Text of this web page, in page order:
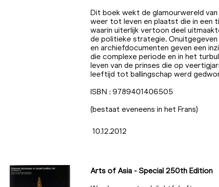
Dit boek wekt de glamourwereld
weer tot leven en plaatst die in een
waarin uiterlijk vertoon deel
de politieke strategie.
en archiefdocumenten geven een
die complexe periode en in het
leven van de prinses die op
leeftijd tot ballingschap werd
ISBN : 9789401406505
(bestaat eveneens in het Frans)
10.12.2012
Arts of Asia - Special 250th Edition